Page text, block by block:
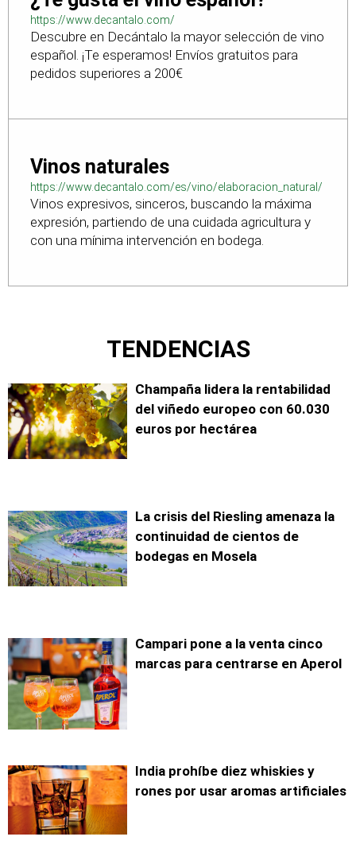
https://www.decantalo.com/
Descubre en Decántalo la mayor selección de vino
español. ¡Te esperamos! Envíos gratuitos para
pedidos superiores a 200€
Vinos naturales
https://www.decantalo.com/es/vino/elaboracion_natural/
Vinos expresivos, sinceros, buscando la máxima
expresión, partiendo de una cuidada agricultura y
con una mínima intervención en bodega.
TENDENCIAS
Champaña lidera la rentabilidad
del viñedo europeo con 60.030
euros por hectárea
La crisis del Riesling amenaza la
continuidad de cientos de
bodegas en Mosela
Campari pone a la venta cinco
marcas para centrarse en Aperol
India prohíbe diez whiskies y
rones por usar aromas artificiales